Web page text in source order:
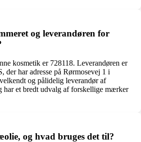
og leverandøren for
kosmetik er 728118. Leverandøren er
der har adresse på Rørmosevej 1 i
og pålidelig leverandør af
har et bredt udvalg af forskellige mærker
og hvad bruges det til?